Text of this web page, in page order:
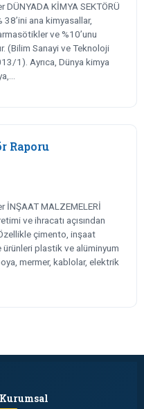
KİMYA SEKTÖRÜ
38’ini ana kimyasallar,
ve %10’unu
(Bilim Sanayi ve Teknoloji
1). Ayrıca, Dünya kimya
Raporu
İNŞAAT MALZEMELERİ
ve ihracatı açısından
Özellikle çimento, inşaat
plastik ve alüminyum
mermer, kablolar, elektrik
Kurumsal